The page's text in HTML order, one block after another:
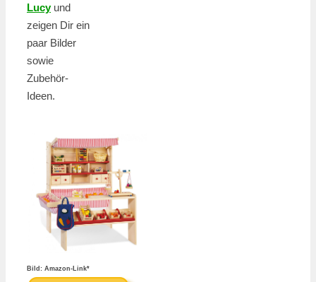
Lucyund
zeigen Dir ein
paar Bilder
sowie
Zubehör-
Ideen.
Bild: Amazon-Link*